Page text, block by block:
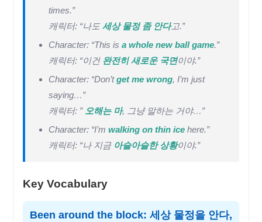
times.”
캐릭터: “나도 세상 물정 좀 안다고.”
Character: “This is a whole new ball game.”
캐릭터: “이건 완전히 새로운 국면이야.”
Character: “Don’tget me wrong, I’m just
saying…”
캐릭터: ” 오해는 마, 그냥 말하는 거야…”
Character: “I’m walking on thin ice here.”
캐릭터: “나 지금 아슬아슬한 상황이야.”
Key Vocabulary
Been around the block: 세상 물정을 안다,